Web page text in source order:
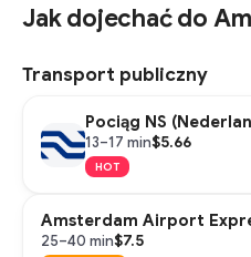
Jak dojechać do
Transport publiczny
Pociąg NS
13–17 min$5.66
HOT
Amsterdam Airport
25–40 min$7.5